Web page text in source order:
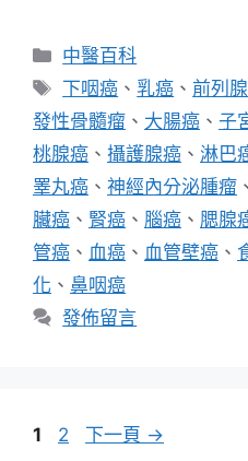
分
類
中醫百科
標
籤
下咽癌 、 乳癌 、前列
發性骨髓瘤 、 大腸癌 、 子
桃腺癌 、 攝護腺癌 、 淋巴
睪丸癌 、 神經內分泌腫瘤 、
臟癌 、 腎癌 、 腦癌 、 腮腺
管癌 、 血癌 、 血管壁癌 、
化 、 鼻咽癌
發佈留言
頁
1
頁
2 下一頁 →